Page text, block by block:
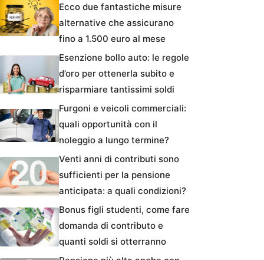
Ecco due fantastiche misure
alternative che assicurano
fino a 1.500 euro al mese
Esenzione bollo auto: le regole
d’oro per ottenerla subito e
risparmiare tantissimi soldi
Furgoni e veicoli commerciali:
quali opportunità con il
noleggio a lungo termine?
Venti anni di contributi sono
sufficienti per la pensione
anticipata: a quali condizioni?
Bonus figli studenti, come fare
domanda di contributo e
quanti soldi si otterranno